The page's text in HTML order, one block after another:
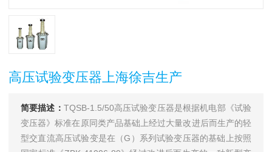
高压试验变压器上海徐吉生产
简要描述： TQSB-1.5/50高压试验变压器是根据机电部《试验
变压器》标准在原同类产品基础上经过大量改进后而生产的轻
型交直流高压试验变是在（G）系列试验变压器的基础上按照